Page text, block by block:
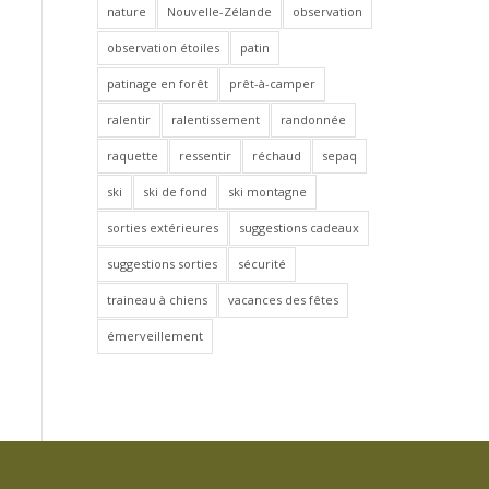
nature Nouvelle-Zélande observation
observation étoiles patin
patinage en forêt prêt-à-camper
ralentir ralentissement randonnée
raquette ressentir réchaud sepaq
ski ski de fond ski montagne
sorties extérieures suggestions cadeaux
suggestions sorties sécurité
traineau à chiens vacances des fêtes
émerveillement